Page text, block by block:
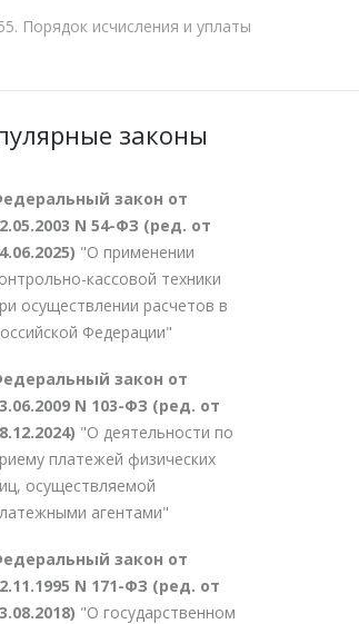
Порядок исчисления и уплаты
законы
закон от
N 54-ФЗ (ред. от
"О применении
кассовой техники
осуществлении расчетов в
Федерации"
закон от
N 103-ФЗ (ред. от
"О деятельности по
платежей физических
осуществляемой
агентами"
закон от
N 171-ФЗ (ред. от
"О государственном